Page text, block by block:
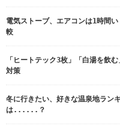
電気ストーブ、エアコンは1時間
較
「ヒートテック3枚」「白湯を飲
対策
冬に行きたい、好きな温泉地ラン
は......？